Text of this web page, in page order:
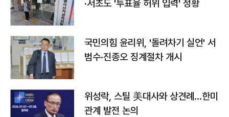
·서초도 '투표율 허위 입력' 정황
국민의힘 윤리위, '돌려차기 실언' 서
범수·진종오 징계절차 개시
위성락, 스틸 美대사와 상견례…한미
관계 발전 논의